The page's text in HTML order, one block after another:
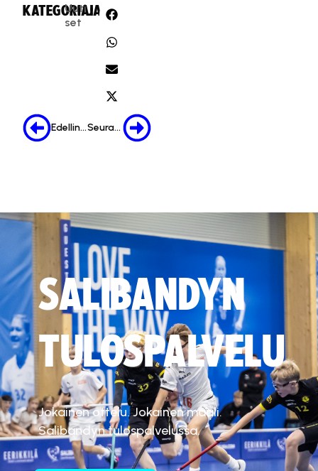
KATEGORIA:
Uuti
set
JAA:
Edellinen Seuraava
SALIBANDYN
TULOSPALVELU
Jokainen ottelu. Jokainen maali.
Salibandyn tulospalvelussa.